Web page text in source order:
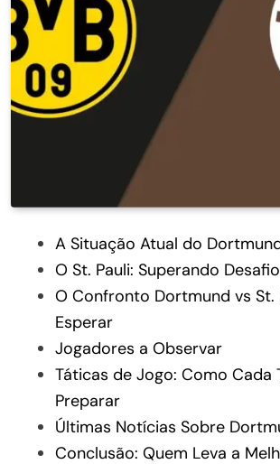
A Situação Atual do
O St. Pauli: Superando
O Confronto Dortmund vs St.
Esperar
Jogadores a Observar
Táticas de Jogo: Como Cada
Preparar
Últimas Notícias Sobre
Conclusão: Quem Leva a